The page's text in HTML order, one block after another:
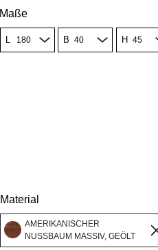
Maße
L B H
Material
AMERIKANISCHER
NUSSBAUM MASSIV, GEÖLT